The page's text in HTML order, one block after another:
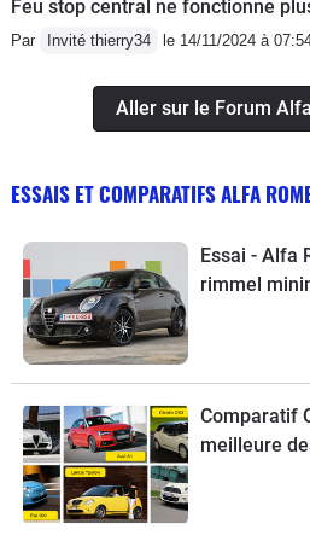
Feu stop central ne fonctionne
Par Invité thierry34 le 14/11/2024 à
Aller sur le Forum
ESSAIS ET COMPARATIFS ALFA
Essai - Alfa
rimmel
Comparatif
meilleure